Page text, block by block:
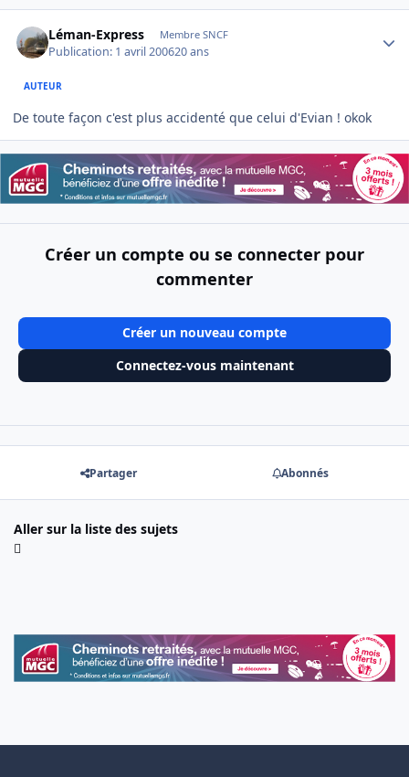
Léman-Express Membre SNCF
Publication: 1 avril 200620 ans
AUTEUR
De toute façon c'est plus accidenté que celui d'Evian ! okok
Créer un compte ou se connecter pour
commenter
Créer un nouveau compte
Connectez-vous maintenant
Partager Abonnés
Aller sur la liste des sujets